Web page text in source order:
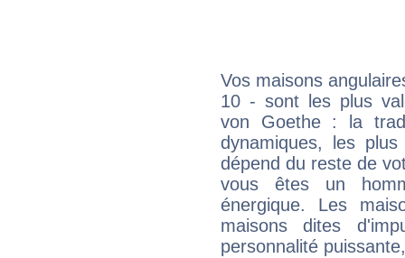
Vos maisons
10 - sont les plus
von Goethe : la
dynamiques, les
dépend du reste de
vous êtes un
énergique. Les
maisons dites
personnalité